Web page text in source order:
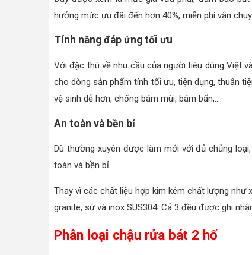
hưởng mức ưu đãi đến hơn 40%, miễn phí vận
Tính năng đáp ứng tối ưu
Với đặc thù về nhu cầu của người tiêu dùng Việt
cho dòng sản phẩm tính tối ưu, tiện dụng, thuận
vệ sinh dễ hơn, chống bám mùi, bám bẩn,...
An toàn và bền bỉ
Dù thường xuyên được làm mới với đủ chủng
toàn và bền bỉ.
Thay vì các chất liệu hợp kim kém chất lượng
granite, sứ và inox SUS304. Cả 3 đều được ghi
Phân loại chậu rửa bát 2 hố